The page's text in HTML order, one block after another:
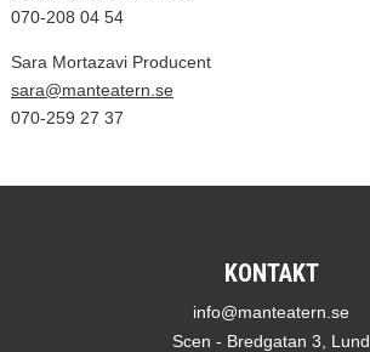
070-208 04 54
Sara Mortazavi Producent
sara@manteatern.se
070-259 27 37
KONTAKT
info@manteatern.se
Scen - Bredgatan 3, Lund